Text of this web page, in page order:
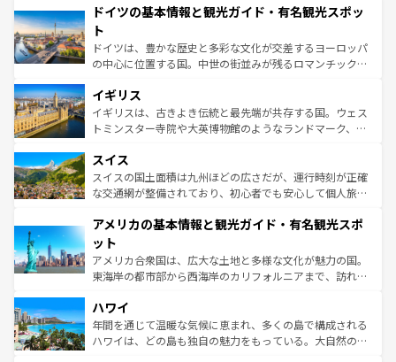
せる。地方によって風土や気候が異なるスペインはその個
ンテンツ一覧 を参照してほしい。
で、幅広い魅力が詰まっている。華麗な宮殿、歴史的な大
聖堂、美しいビーチ、そして豊かな自然が、訪れる者を心
から魅了する。また、フランスは美食の国としても知ら
れ、フランス料理はユネスコ無形文化遺産にも登録されて
香り高いラベンダー畑など、多彩な楽しみ方が可能だ。さ
らに、パリ以外の地域にも魅力が溢れており、どの街角に
も豊かな歴史と文化が息づいている。パリ以外の個性あふ
を参照してほしい。
ドイツの基本情報と観光ガイド・有名観光スポッ
ト
ドイツは、豊かな歴史と多彩な文化が交差するヨーロッパ
の中心に位置する国。中世の街並みが残るロマンチック街
顔を持つこの国は、どこを歩いても飽きることがない。ベ
ルリンの文化的活気、バイエルン州のアルプスの絶景、そ
してライン川沿いのワイン畑といった風景は必見。ビール
は、お酒好きな人にはぜひ体験してほしい。 なお、新着の
ドイツ情報はコンテンツ一覧を参照してほしい。
イギリス
イギリスは、古きよき伝統と最先端が共存する国。ウェス
トミンスター寺院や大英博物館のようなランドマーク、歴
リアごとに異なる魅力がある。また、優雅なアフタヌーン
ティー、ビール好きにはたまらない英国パブ、サッカー観
戦など、本場だからこそできる体験も豊富。イギリスを旅
ンツ一覧を参照してほしい。
スイス
スイスの国土面積は九州ほどの広さだが、運行時刻が正確
な交通網が整備されており、初心者でも安心して個人旅行
の建物がそのまま残る町や、スイスならではのユニークな
博物館もあり、アルプス観光だけでなく町歩きも満喫する
ことができる。国民の所得が高いため物価も高いが、旅行
者向けの交通パス提供のサービスもあり、うまく活用すれ
着のスイス情報は
アメリカの基本情報と観光ガイド・有名観光スポ
ット
アメリカ合衆国は、広大な土地と多様な文化が魅力の国。
東海岸の都市部から西海岸のカリフォルニアまで、訪れる
のような巨大都市は、観光、ショッピング、エンターテイ
ンメントが詰まった刺激的なスポットだ。一方、アメリカ
西部には大自然が広がり、グランドキャニオンやイエロー
ハワイ
年間を通じて温暖な気候に恵まれ、多くの島で構成される
ハワイは、どの島も独自の魅力をもっている。大自然の神